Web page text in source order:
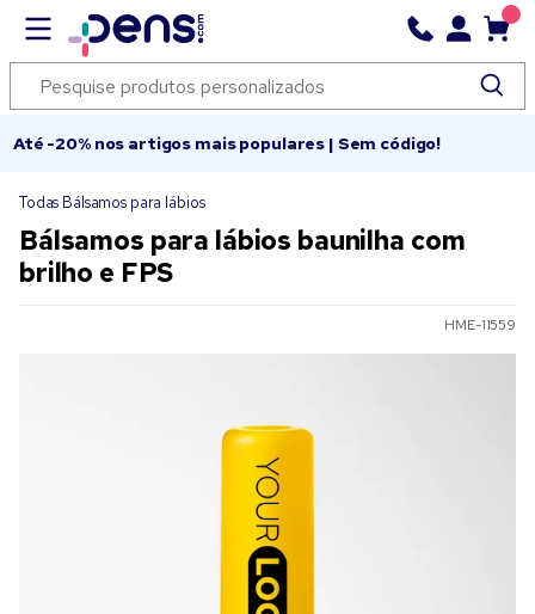
Até -20% nos artigos mais populares | Sem código!
Todas Bálsamos para lábios
Bálsamos para lábios baunilha com
brilho e FPS
HME-11559